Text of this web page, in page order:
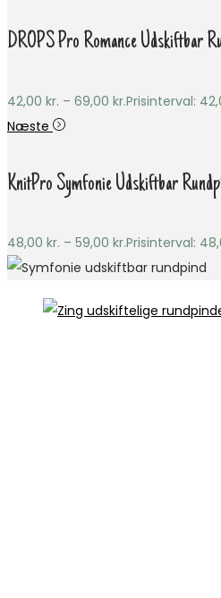
DROPS Pro Romance Udskiftbar
42,00 kr. – 69,00 kr.Prisinterval:
Næste
KnitPro Symfonie Udskiftbar
48,00 kr. – 59,00 kr.Prisinterval: